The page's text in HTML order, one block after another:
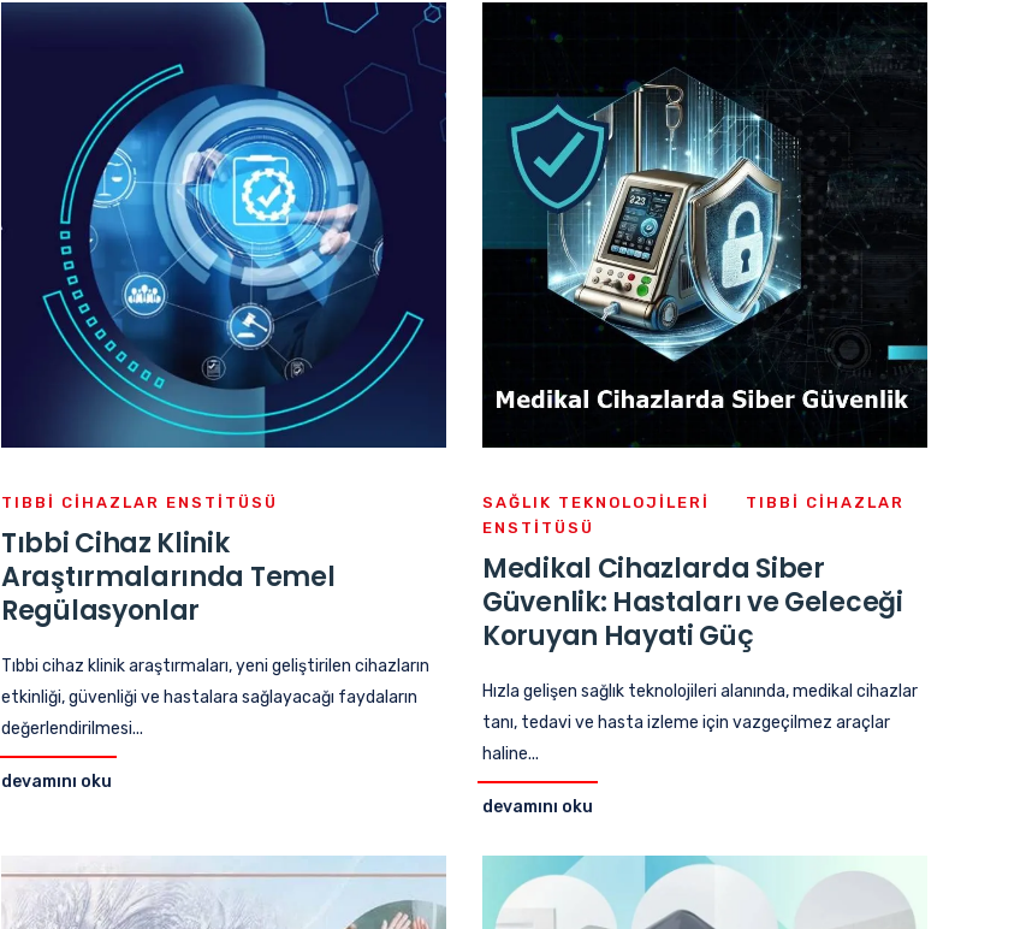
TIBBI CIHAZLAR ENSTITÜSÜ
Tıbbi Cihaz Klinik
Araştırmalarında Temel
Regülasyonlar
Tıbbi cihaz klinik araştırmaları, yeni geliştirilen cihazların
etkinliği, güvenliği ve hastalara sağlayacağı faydaların
değerlendirilmesi...
devamını oku
SAĞLIK TEKNOLOJILERI
TIBBI CIHAZLAR
ENSTITÜSÜ
Medikal Cihazlarda Siber
Güvenlik: Hastaları ve Geleceği
Koruyan Hayati Güç
Hızla gelişen sağlık teknolojileri alanında, medikal cihazlar
tanı, tedavi ve hasta izleme için vazgeçilmez araçlar
haline...
devamını oku